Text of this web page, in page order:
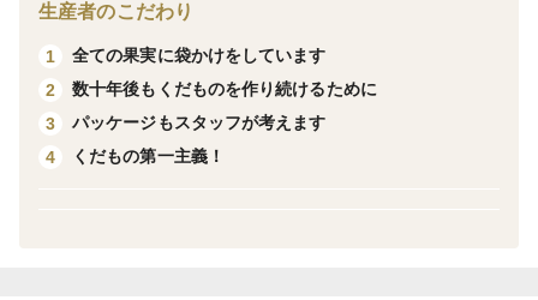
生産者のこだわり
1
全ての果実に袋かけをしています
2
数十年後もくだものを作り続けるために
3
パッケージもスタッフが考えます
4
くだもの第一主義！